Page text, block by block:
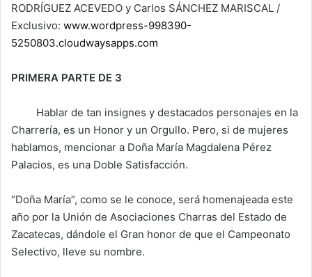
RODRÍGUEZ ACEVEDO y Carlos SÁNCHEZ MARISCAL /
Exclusivo: www.wordpress-998390-
5250803.cloudwaysapps.com
PRIMERA PARTE DE 3
Hablar de tan insignes y destacados personajes en la
Charrería, es un Honor y un Orgullo. Pero, si de mujeres
hablamos, mencionar a Doña María Magdalena Pérez
Palacios, es una Doble Satisfacción.
“Doña María”, como se le conoce, será homenajeada este
año por la Unión de Asociaciones Charras del Estado de
Zacatecas, dándole el Gran honor de que el Campeonato
Selectivo, lleve su nombre.